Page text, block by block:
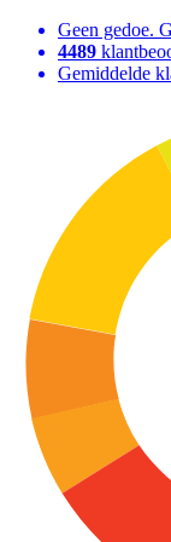
Geen gedoe.
4489
Gemiddelde